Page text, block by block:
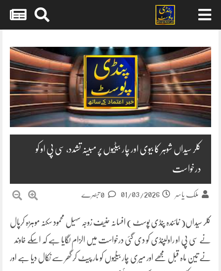
content
کلر سیداں شوہر کا بیوی اور چار بیٹیوں پر مبینہ تشدد، سی پی او کو
درخواست
ملک یاسر 01/03/2026
کلر سیداں( نمائندہ پنڈی پوسٹ ) افسانہ حنیف زوجہ سہیل محمود سکنہ موہڑہ کرپال
نے سی پی او راولپنڈی کو دی گئی درخواست میں الزام لگایا ہے کہ اسکے خاوند
نے تین ماہ قبل مجھے اور میری چار بیٹیوں کو مار پیٹ کر گھر سے نکال دیا ہے اور